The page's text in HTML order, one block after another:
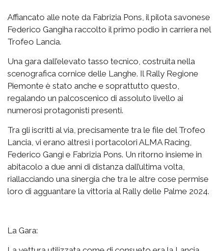
Affiancato alle note da Fabrizia Pons, il pilota savonese
Federico Gangiha raccolto il primo podio in carriera nel
Trofeo Lancia.
Una gara dall’elevato tasso tecnico, costruita nella
scenografica cornice delle Langhe. Il Rally Regione
Piemonte è stato anche e soprattutto questo,
regalando un palcoscenico di assoluto livello ai
numerosi protagonisti presenti.
Tra gli iscritti al via, precisamente tra le file del Trofeo
Lancia, vi erano altresì i portacolori ALMA Racing,
Federico Gangi e Fabrizia Pons. Un ritorno insieme in
abitacolo a due anni di distanza dall’ultima volta,
riallacciando una sinergia che tra le altre cose permise
loro di agguantare la vittoria al Rally delle Palme 2024.
La Gara: